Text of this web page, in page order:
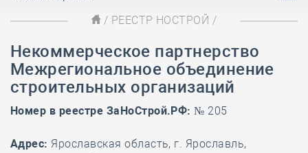
/ РЕЕСТР НОСТРОЙ /
Некоммерческое партнерство
Межрегиональное объединение
строительных организаций
Номер в реестре ЗаНоСтрой.РФ: № 205
Адрес: Ярославская область, г. Ярославль,